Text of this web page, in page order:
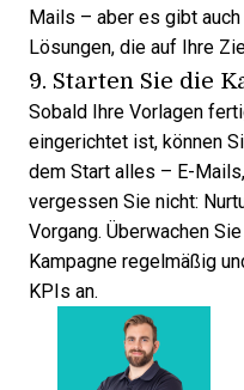
Mails – aber es gibt
Lösungen, die auf Ihre
9. Starten Sie die
Sobald Ihre Vorlagen
eingerichtet ist, können
dem Start alles – E-
vergessen Sie nicht:
Vorgang. Überwachen
Kampagne regelmäßig
KPIs an.